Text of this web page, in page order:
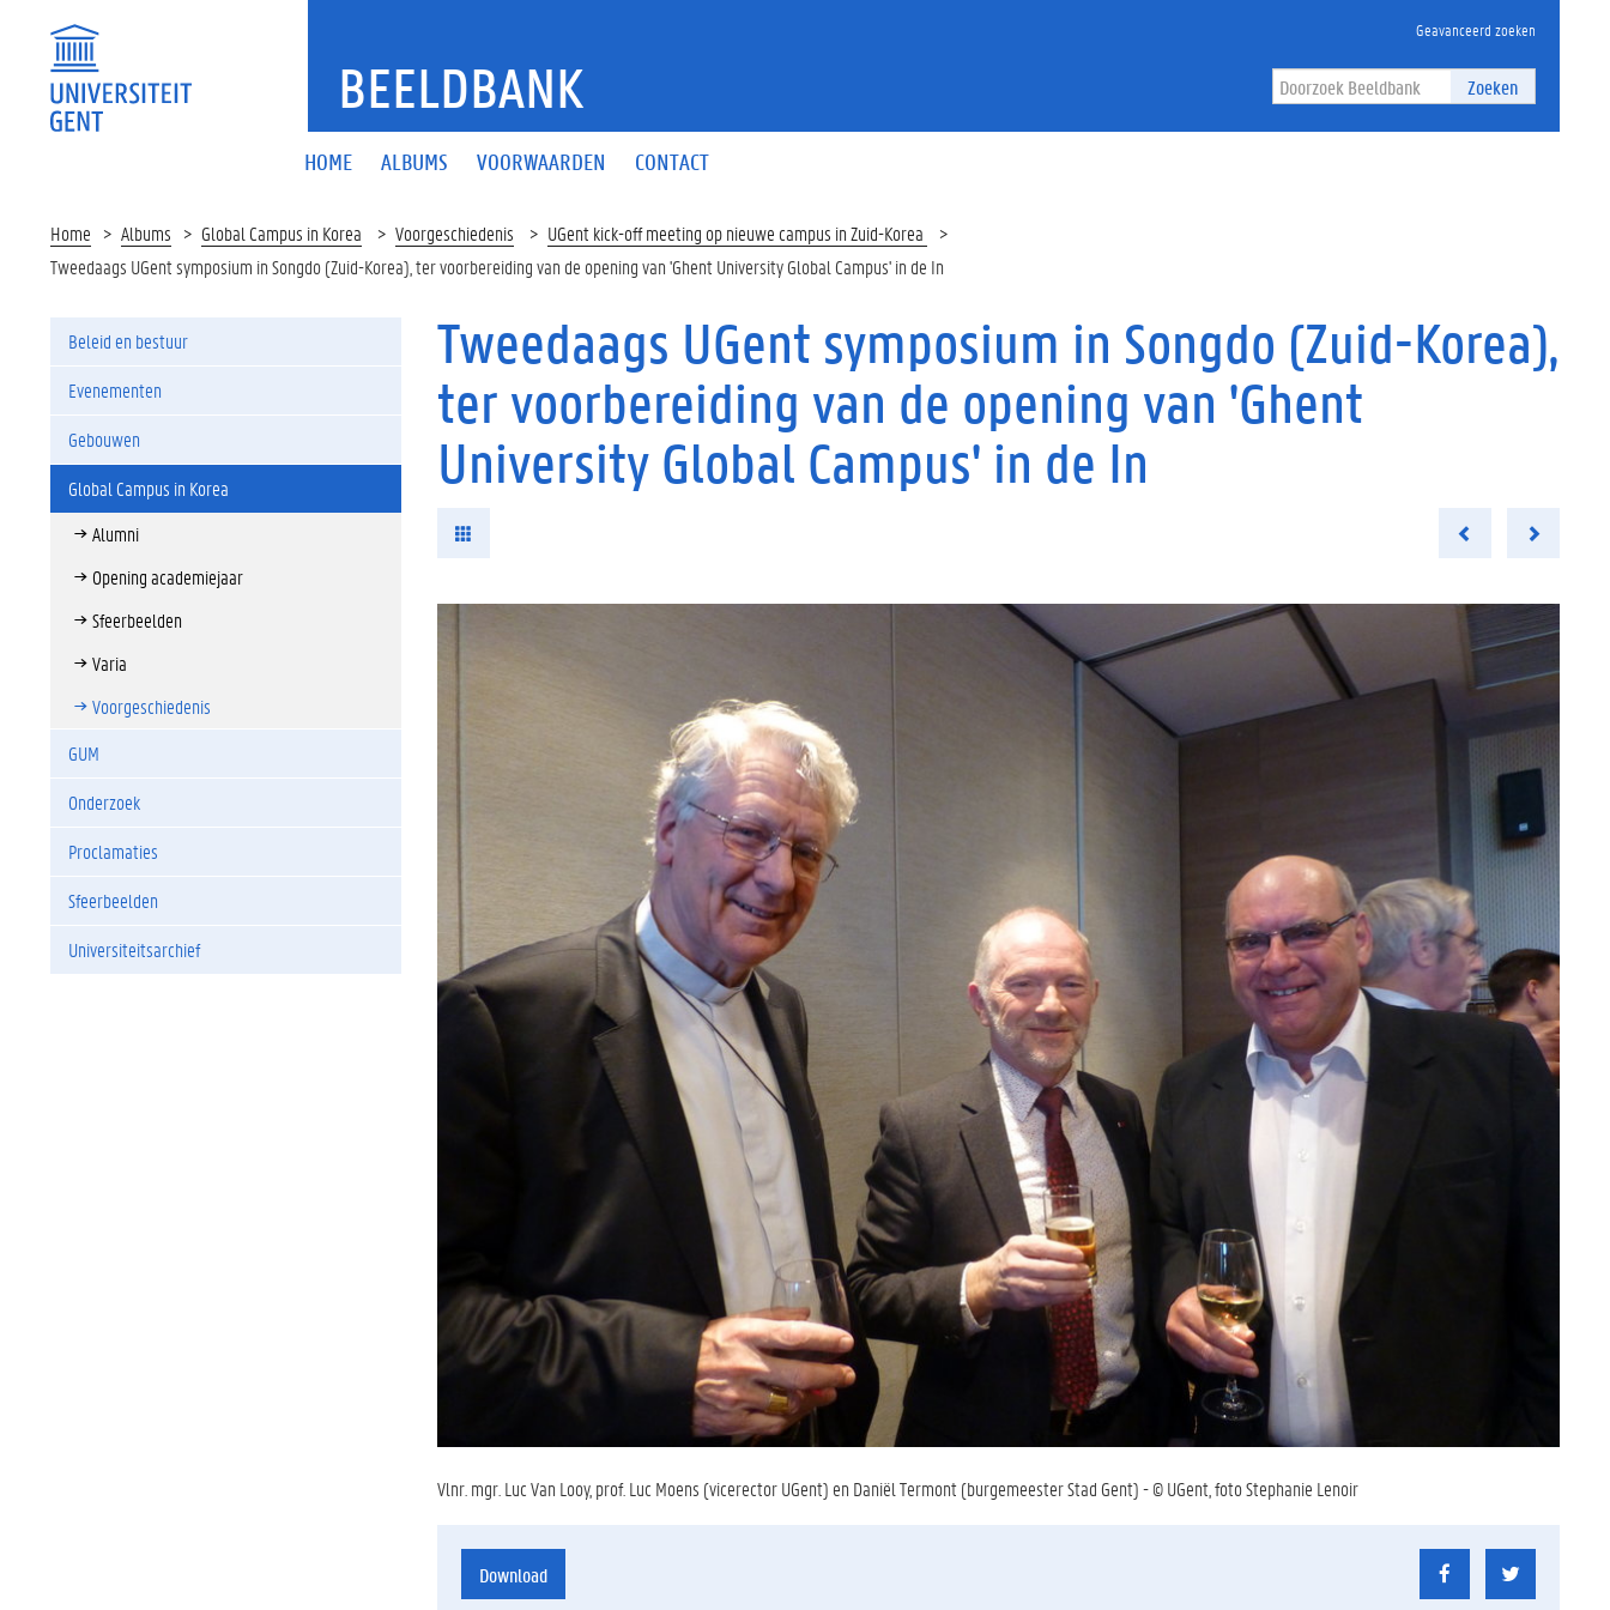
BEELDBANK
Geavanceerd zoeken
Zoeken
HOME ALBUMS VOORWAARDEN CONTACT
Home Albums Global Campus in Korea Voorgeschiedenis
UGent kick-off meeting op nieuwe campus in Zuid-Korea
Tweedaags UGent symposium in Songdo (Zuid-Korea), ter voorbereiding van de opening van 'Ghent University Global Campus' in de In
Beleid en bestuur
Evenementen
Gebouwen
Global Campus in Korea
Alumni
Opening academiejaar
Sfeerbeelden
Varia
Voorgeschiedenis
GUM
Onderzoek
Proclamaties
Sfeerbeelden
Universiteitsarchief
Tweedaags UGent symposium in Songdo (Zuid-Korea),
ter voorbereiding van de opening van 'Ghent
University Global Campus' in de In
Vlnr. mgr. Luc Van Looy, prof. Luc Moens (vicerector UGent) en Daniël Termont (burgemeester Stad Gent) - © UGent, foto Stephanie Lenoir
Download